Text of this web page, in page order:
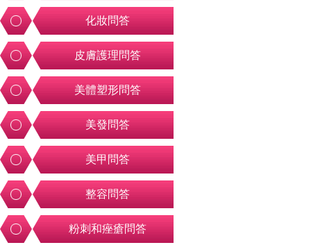
化妝問答
皮膚護理問答
美體塑形問答
美發問答
美甲問答
整容問答
粉刺和痤瘡問答